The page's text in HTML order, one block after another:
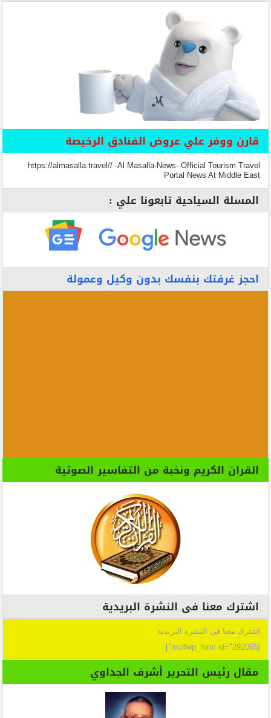
قارن ووفر علي عروض الفنادق الرخيصة
https://almasalla.travel// -Al Masalla-News- Official Tourism Travel
Portal News At Middle East
المسلة السياحية تابعونا علي :
احجز غرفتك بنفسك بدون وكيل وعمولة
القران الكريم ونخبة من التفاسير الصوتية
اشترك معنا فى النشرة البريدية
اشترك معنا فى النشرة البريدية
[mc4wp_form id="292065"]
مقال رئيس التحرير أشرف الجداوي